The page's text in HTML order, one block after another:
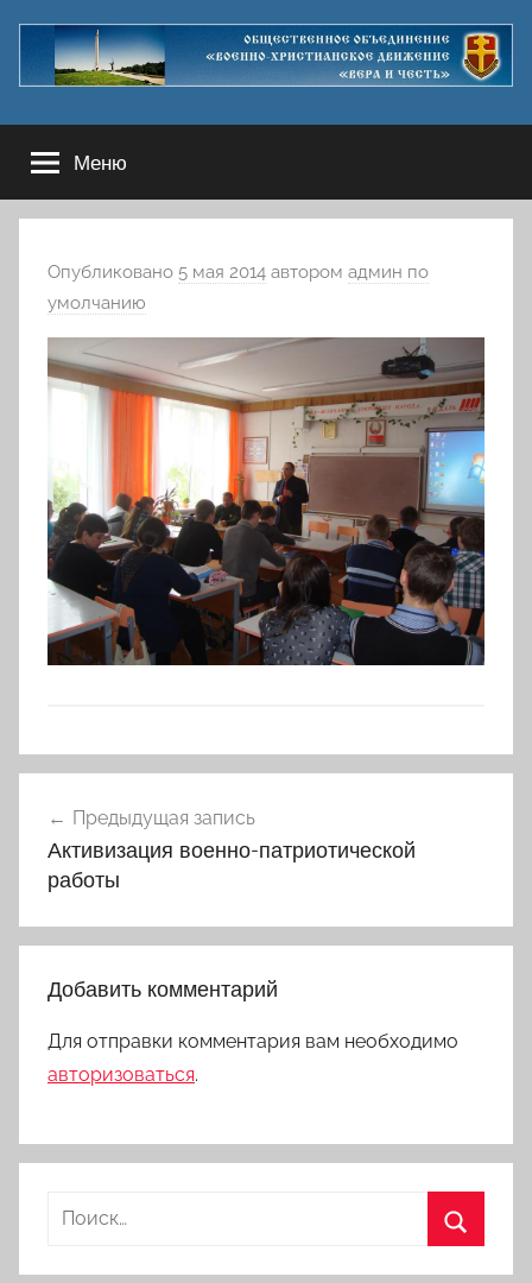
содержимому
Меню
Опубликовано 5 мая 2014 автором админ по
умолчанию
по
записям
Предыдущая запись
Активизация военно-патриотической
работы
Добавить комментарий
Для отправки комментария вам необходимо
авторизоваться.
Найти: